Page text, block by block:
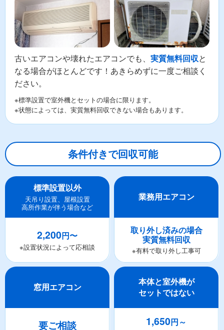
古いエアコンや壊れたエアコンでも、 実質無料回収と
なる場合がほとんどです！あきらめずに一度ご相談く
ださい。
※標準設置で室外機とセットの場合に限ります。
※状態によっては、実質無料回収できない場合もあります。
条件付きで回収可能
標準設置以外
天吊り設置、屋根設置
高所作業が伴う場合など
2,200円〜
※設置状況によって応相談
業務用エアコン
取り外し済みの場合
実質無料回収
※有料で取り外し工事可
窓用エアコン
要ご相談
本体と室外機が
セットではない
1,650円～